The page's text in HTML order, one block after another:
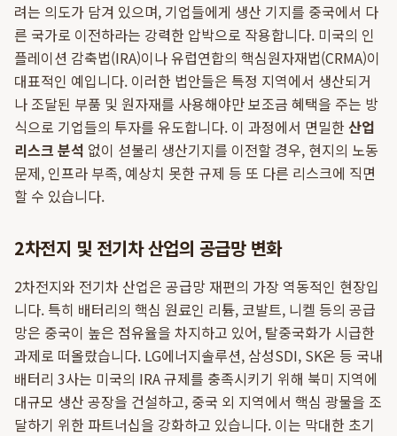
려는 의도가 담겨 있으며, 기업들에게 생산 기지를 중국에서 다
른 국가로 이전하라는 강력한 압박으로 작용합니다. 미국의 인
플레이션 감축법(IRA)이나 유럽연합의 핵심원자재법(CRMA)이
대표적인 예입니다. 이러한 법안들은 특정 지역에서 생산되거
나 조달된 부품 및 원자재를 사용해야만 보조금 혜택을 주는 방
식으로 기업들의 투자를 유도합니다. 이 과정에서 면밀한 산업
리스크 분석 없이 섣불리 생산기지를 이전할 경우, 현지의 노동
문제, 인프라 부족, 예상치 못한 규제 등 또 다른 리스크에 직면
할 수 있습니다.
2차전지 및 전기차 산업의 공급망 변화
2차전지와 전기차 산업은 공급망 재편의 가장 역동적인 현장입
니다. 특히 배터리의 핵심 원료인 리튬, 코발트, 니켈 등의 공급
망은 중국이 높은 점유율을 차지하고 있어, 탈중국화가 시급한
과제로 떠올랐습니다. LG에너지솔루션, 삼성SDI, SK온 등 국내
배터리 3사는 미국의 IRA 규제를 충족시키기 위해 북미 지역에
대규모 생산 공장을 건설하고, 중국 외 지역에서 핵심 광물을 조
달하기 위한 파트너십을 강화하고 있습니다. 이는 막대한 초기